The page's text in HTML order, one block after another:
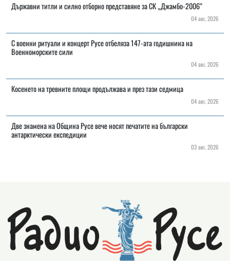
Държавни титли и силно отборно представяне за СК „Джамбо-2006“
04 авг, 2026
С военни ритуали и концерт Русе отбеляза 147-ата годишнина на
Военноморските сили
04 авг, 2026
Косенето на тревните площи продължава и през тази седмица
04 авг, 2026
Две знамена на Община Русе вече носят печатите на български
антарктически експедиции
03 авг, 2026